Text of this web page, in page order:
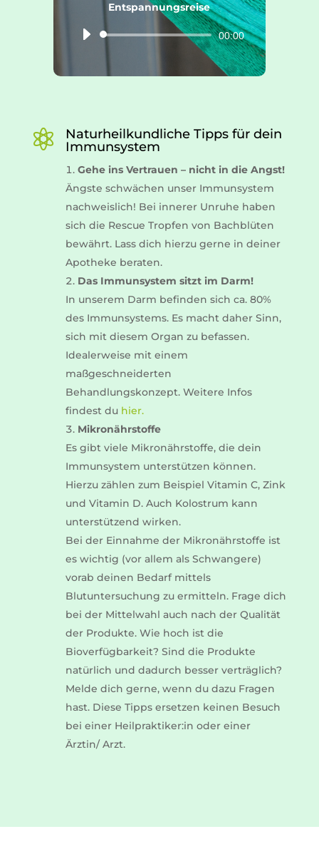
Entspannungsreise
Audio-
00:00

Naturheilkundliche Tipps für dein
Immunsystem
Gehe ins Vertrauen – nicht in die Angst!
Ängste schwächen unser Immunsystem
nachweislich! Bei innerer Unruhe haben
sich die Rescue Tropfen von Bachblüten
bewährt. Lass dich hierzu gerne in deiner
Apotheke beraten.
Das Immunsystem sitzt im Darm!
In unserem Darm befinden sich ca. 80%
des Immunsystems. Es macht daher Sinn,
sich mit diesem Organ zu befassen.
Idealerweise mit einem
maßgeschneiderten
Behandlungskonzept. Weitere Infos
findest du hier.
Mikronährstoffe
Es gibt viele Mikronährstoffe, die dein
Immunsystem unterstützen können.
Hierzu zählen zum Beispiel Vitamin C, Zink
und Vitamin D. Auch Kolostrum kann
unterstützend wirken.
Bei der Einnahme der Mikronährstoffe ist
es wichtig (vor allem als Schwangere)
vorab deinen Bedarf mittels
Blutuntersuchung zu ermitteln. Frage dich
bei der Mittelwahl auch nach der Qualität
der Produkte. Wie hoch ist die
Bioverfügbarkeit? Sind die Produkte
natürlich und dadurch besser verträglich?
Melde dich gerne, wenn du dazu Fragen
hast. Diese Tipps ersetzen keinen Besuch
bei einer Heilpraktiker:in oder einer
Ärztin/ Arzt.